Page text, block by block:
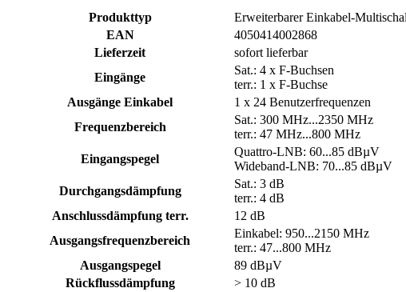
Produkttyp
Erweiterbarer Einkabel-
EAN
4050414002868
Lieferzeit
sofort lieferbar
Eingänge
Sat.: 4 x F-Buchsen
terr.: 1 x F-Buchse
Ausgänge Einkabel
1 x 24 Benutzerfrequenzen
Frequenzbereich
Sat.: 300 MHz...2350 MHz
terr.: 47 MHz...800 MHz
Eingangspegel
Quattro-LNB: 60...85 dBµV
Wideband-LNB: 70...85 dBµV
Durchgangsdämpfung
Sat.: 3 dB
terr.: 4 dB
Anschlussdämpfung terr.
12 dB
Ausgangsfrequenzbereich
Einkabel: 950...2150 MHz
terr.: 47...800 MHz
Ausgangspegel
89 dBµV
Rückflussdämpfung
> 10 dB